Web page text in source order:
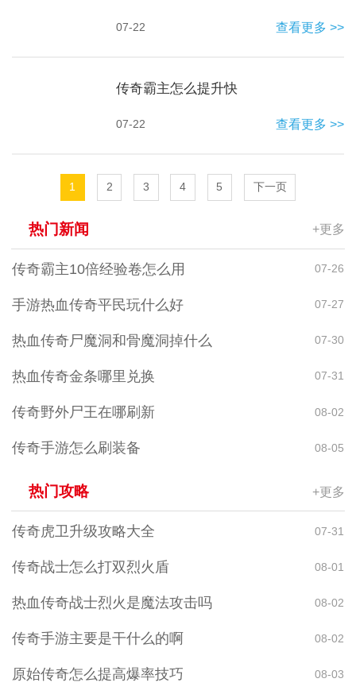
07-22 查看更多 >>
传奇霸主怎么提升快
07-22 查看更多 >>
1 2 3 4 5 下一页
热门新闻 +更多
传奇霸主10倍经验卷怎么用 07-26
手游热血传奇平民玩什么好 07-27
热血传奇尸魔洞和骨魔洞掉什么 07-30
热血传奇金条哪里兑换 07-31
传奇野外尸王在哪刷新 08-02
传奇手游怎么刷装备 08-05
热门攻略 +更多
传奇虎卫升级攻略大全 07-31
传奇战士怎么打双烈火盾 08-01
热血传奇战士烈火是魔法攻击吗 08-02
传奇手游主要是干什么的啊 08-02
原始传奇怎么提高爆率技巧 08-03